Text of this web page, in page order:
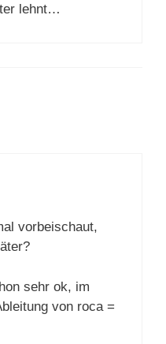
lehnt…
vorbeischaut,
sehr ok, im
von roca =